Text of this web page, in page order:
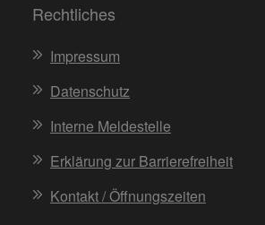
Rechtliches
Impressum
Datenschutz
Interne Meldestelle
Erklärung zur Barrierefreiheit
Kontakt / Öffnungszeiten